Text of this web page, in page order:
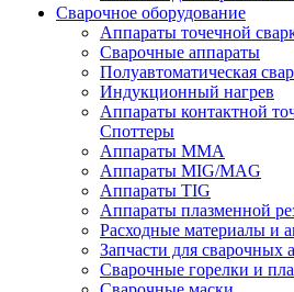
Сварочное оборудование
Аппараты точечной
Сварочные аппараты
Полуавтоматическая
Индукционный нагрев
Аппараты контактной
Споттеры
Аппараты MMA
Аппараты MIG/MAG
Аппараты TIG
Аппараты плазменной
Расходные материалы и
Запчасти для сварочных
Сварочные горелки и